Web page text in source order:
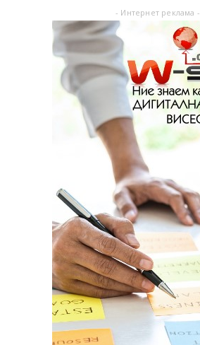
- Интернет реклама -